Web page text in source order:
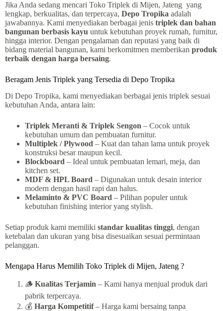
Jika Anda sedang mencari Toko Triplek di Mijen, Jateng yang
lengkap, berkualitas, dan terpercaya, Depo Tropika adalah
jawabannya. Kami menyediakan berbagai jenis triplek dan bahan
bangunan berbasis kayu untuk kebutuhan proyek rumah, furnitur,
hingga interior. Dengan pengalaman dan reputasi yang baik di
bidang material bangunan, kami berkomitmen memberikan produk
terbaik dengan harga bersaing.
Beragam Jenis Triplek yang Tersedia di Depo Tropika
Di Depo Tropika, kami menyediakan berbagai jenis triplek sesuai
kebutuhan Anda, antara lain:
Triplek Meranti & Triplek Sengon – Cocok untuk
kebutuhan umum dan pembuatan furnitur.
Multiplek / Plywood – Kuat dan tahan lama untuk proyek
konstruksi besar maupun kecil.
Blockboard – Ideal untuk pembuatan lemari, meja, dan
kitchen set.
MDF & HPL Board – Digunakan untuk desain interior
modern dengan hasil rapi dan halus.
Melaminto & PVC Board – Pilihan populer untuk
kebutuhan finishing interior yang stylish.
Setiap produk kami memiliki standar kualitas tinggi, dengan
ketebalan dan ukuran yang bisa disesuaikan sesuai permintaan
pelanggan.
Mengapa Harus Memilih Toko Triplek di Mijen, Jateng ?
🪵 Kualitas Terjamin – Kami hanya menjual produk dari
pabrik terpercaya.
💰 Harga Kompetitif– Harga kami bersaing tanpa